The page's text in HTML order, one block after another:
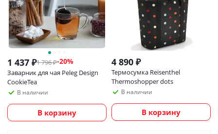
1 437 ₽1 796₽-20%
Заварник для чая Peleg Design
CookieTea
В наличии
В корзину
4 890 ₽
Термосумка Reisenthel
Thermoshopper dots
В наличии
В корзину